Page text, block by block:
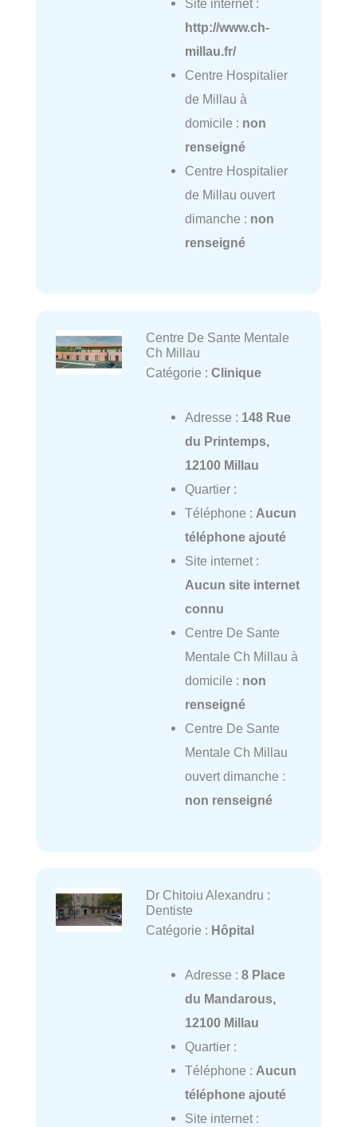
Site internet :
http://www.ch-
millau.fr/
Centre Hospitalier
de Millau à
domicile : non
renseigné
Centre Hospitalier
de Millau ouvert
dimanche : non
renseigné
Centre De Sante Mentale
Ch Millau
Catégorie : Clinique
Adresse : 148 Rue
du Printemps,
12100 Millau
Quartier :
Téléphone : Aucun
téléphone ajouté
Site internet :
Aucun site internet
connu
Centre De Sante
Mentale Ch Millau à
domicile : non
renseigné
Centre De Sante
Mentale Ch Millau
ouvert dimanche :
non renseigné
Dr Chitoiu Alexandru :
Dentiste
Catégorie : Hôpital
Adresse : 8 Place
du Mandarous,
12100 Millau
Quartier :
Téléphone : Aucun
téléphone ajouté
Site internet :